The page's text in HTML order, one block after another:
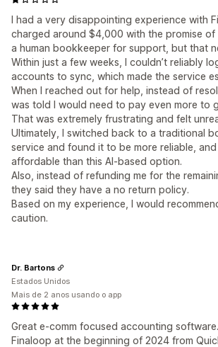
I had a very disappointing experience with
charged around $4,000 with the promise of
a human bookkeeper for support, but that
Within just a few weeks, I couldn’t reliably
accounts to sync, which made the service
When I reached out for help, instead of
was told I would need to pay even more to
That was extremely frustrating and felt
Ultimately, I switched back to a traditional
service and found it to be more reliable,
affordable than this AI-based option.
Also, instead of refunding me for the
they said they have a no return policy.
Based on my experience, I would
caution.
Great e-comm focused accounting
Finaloop at the beginning of 2024 from
Dr. Bartons
Estados Unidos
Mais de 2 anos usando o app